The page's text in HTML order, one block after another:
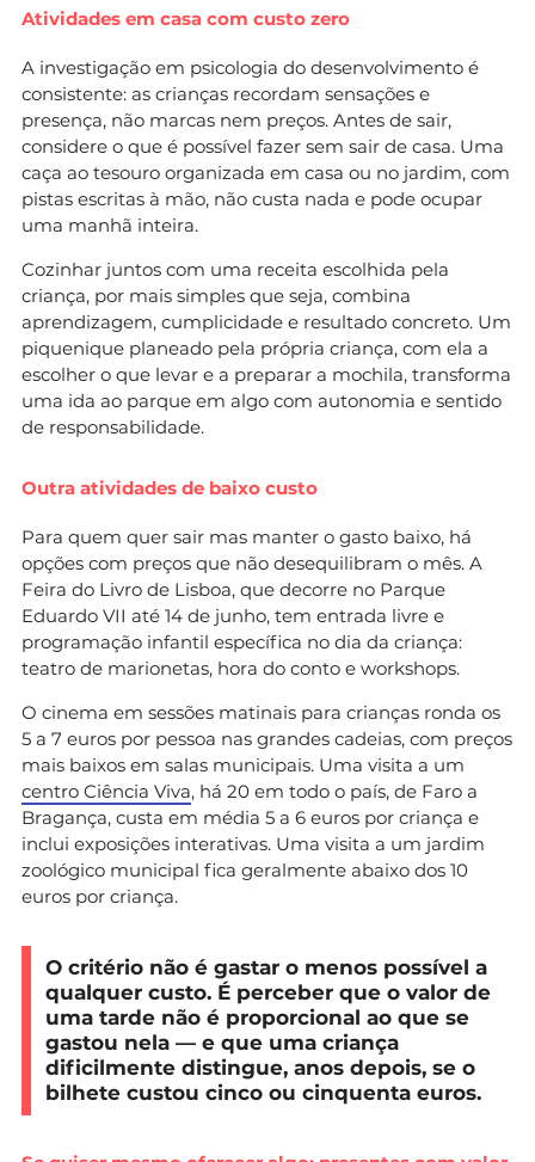
Atividades em casa com custo zero
A investigação em psicologia do desenvolvimento é
consistente: as crianças recordam sensações e
presença, não marcas nem preços. Antes de sair,
considere o que é possível fazer sem sair de casa. Uma
caça ao tesouro organizada em casa ou no jardim, com
pistas escritas à mão, não custa nada e pode ocupar
uma manhã inteira.
Cozinhar juntos com uma receita escolhida pela
criança, por mais simples que seja, combina
aprendizagem, cumplicidade e resultado concreto. Um
piquenique planeado pela própria criança, com ela a
escolher o que levar e a preparar a mochila, transforma
uma ida ao parque em algo com autonomia e sentido
de responsabilidade.
Outra atividades de baixo custo
Para quem quer sair mas manter o gasto baixo, há
opções com preços que não desequilibram o mês. A
Feira do Livro de Lisboa, que decorre no Parque
Eduardo VII até 14 de junho, tem entrada livre e
programação infantil específica no dia da criança:
teatro de marionetas, hora do conto e workshops.
O cinema em sessões matinais para crianças ronda os
5 a 7 euros por pessoa nas grandes cadeias, com preços
mais baixos em salas municipais. Uma visita a um
centro Ciência Viva, há 20 em todo o país, de Faro a
Bragança, custa em média 5 a 6 euros por criança e
inclui exposições interativas. Uma visita a um jardim
zoológico municipal fica geralmente abaixo dos 10
euros por criança.
O critério não é gastar o menos possível a
qualquer custo. É perceber que o valor de
uma tarde não é proporcional ao que se
gastou nela — e que uma criança
dificilmente distingue, anos depois, se o
bilhete custou cinco ou cinquenta euros.